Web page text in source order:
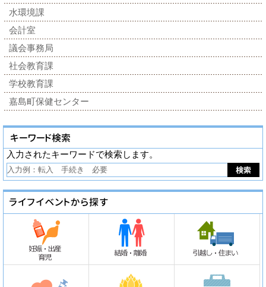
水環境課
会計室
議会事務局
社会教育課
学校教育課
嘉島町保健センター
入力されたキーワードで検索します。